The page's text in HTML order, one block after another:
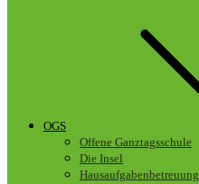
OGS
Offene Ganztagsschule
Die Insel
Hausaufgabenbetreuung